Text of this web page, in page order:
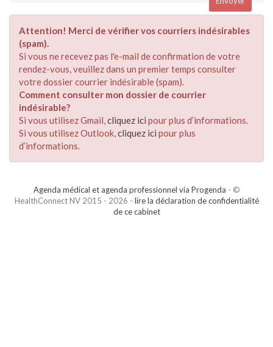
Attention! Merci de vérifier vos courriers indésirables
(spam).
Si vous ne recevez pas l'e-mail de confirmation de votre
rendez-vous, veuillez dans un premier temps consulter
votre dossier courrier indésirable (spam).
Comment consulter mon dossier de courrier
indésirable?
Si vous utilisez Gmail,cliquez ici pour plus d’informations.
Si vous utilisez Outlook,cliquez ici pour plus
d’informations.
Agenda médical et agenda professionnel via Progenda - ©
HealthConnect NV 2015 - 2026 - lire la déclaration de confidentialité
de ce cabinet